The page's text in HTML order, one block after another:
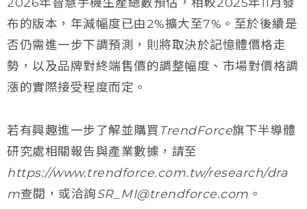
布的版本，年減幅度已由2%擴大至7%。至於後續是
否仍需進一步下調預測，則將取決於記憶體價格走
勢，以及品牌對終端售價的調整幅度、市場對價格調
漲的實際接受程度而定。
若有興趣進一步了解並購買TrendForce旗下半導體
研究處相關報告與產業數據，請至
https://www.trendforce.com.tw/research/dra
m查閱，或洽詢SR_MI@trendforce.com。